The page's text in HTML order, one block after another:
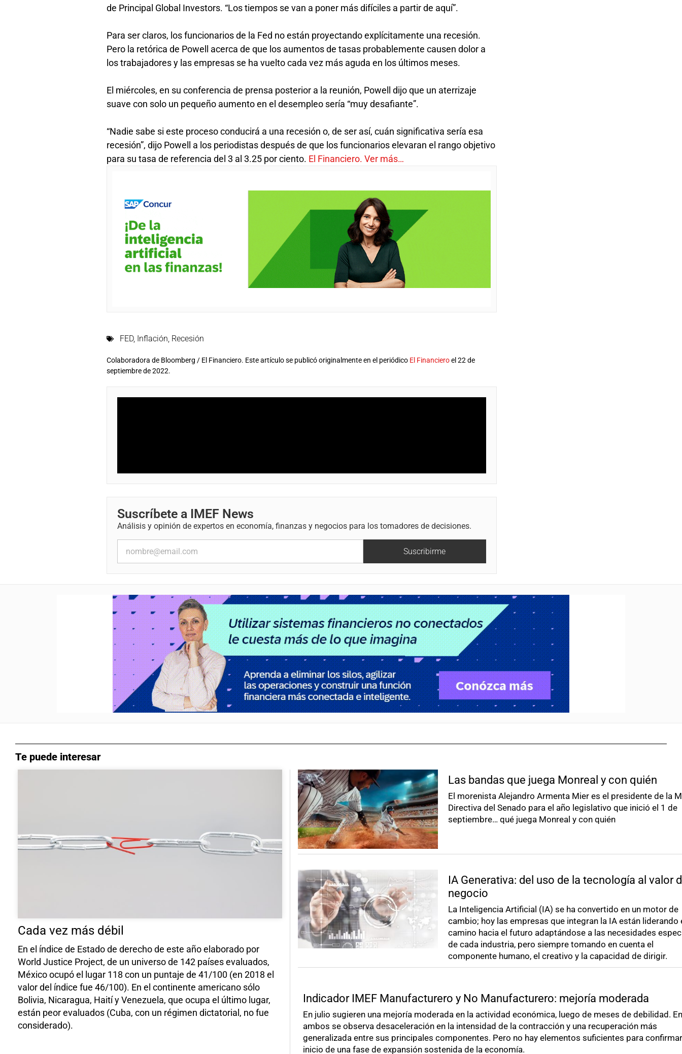
de Principal Global Investors. “Los tiempos se van a poner más difíciles a partir de aquí”.
Para ser claros, los funcionarios de la Fed no están proyectando explícitamente una recesión.
Pero la retórica de Powell acerca de que los aumentos de tasas probablemente causen dolor a
los trabajadores y las empresas se ha vuelto cada vez más aguda en los últimos meses.
El miércoles, en su conferencia de prensa posterior a la reunión, Powell dijo que un aterrizaje
suave con solo un pequeño aumento en el desempleo sería “muy desafiante”.
“Nadie sabe si este proceso conducirá a una recesión o, de ser así, cuán significativa sería esa
recesión”, dijo Powell a los periodistas después de que los funcionarios elevaran el rango objetivo
para su tasa de referencia del 3 al 3.25 por ciento. El Financiero. Ver más…
FED, Inflación, Recesión
Colaboradora de Bloomberg / El Financiero. Este artículo se publicó originalmente en el periódico El Financieroel 22 de
septiembre de 2022.
Suscríbete a IMEF News
Análisis y opinión de expertos en economía, finanzas y negocios para los tomadores de decisiones.
Suscribirme
Te puede interesar
Cada vez más débil
En el índice de Estado de derecho de este año elaborado por
World Justice Project, de un universo de 142 países evaluados,
México ocupó el lugar 118 con un puntaje de 41/100 (en 2018 el
valor del índice fue 46/100). En el continente americano sólo
Bolivia, Nicaragua, Haití y Venezuela, que ocupa el último lugar,
están peor evaluados (Cuba, con un régimen dictatorial, no fue
considerado).
Las bandas que juega Monreal y con quién
El morenista Alejandro Armenta Mier es el presidente de la
Directiva del Senado para el año legislativo que inició el 1 de
septiembre… qué juega Monreal y con quién
IA Generativa: del uso de la tecnología al valor
negocio
La Inteligencia Artificial (IA) se ha convertido en un motor de
cambio; hoy las empresas que integran la IA están liderando
camino hacia el futuro adaptándose a las necesidades
de cada industria, pero siempre tomando en cuenta el
componente humano, el creativo y la capacidad de dirigir.
Indicador IMEF Manufacturero y No Manufacturero: mejoría moderada
En julio sugieren una mejoría moderada en la actividad económica, luego de meses de debilidad. En
ambos se observa desaceleración en la intensidad de la contracción y una recuperación más
generalizada entre sus principales componentes. Pero no hay elementos suficientes para
inicio de una fase de expansión sostenida de la economía.